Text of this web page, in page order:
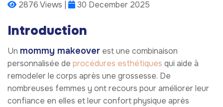
2876 Views | 30 December 2025
Introduction
Un mommy makeover est une combinaison
personnalisée de procédures esthétiques qui aide à
remodeler le corps après une grossesse. De
nombreuses femmes y ont recours pour améliorer leur
confiance en elles et leur confort physique après